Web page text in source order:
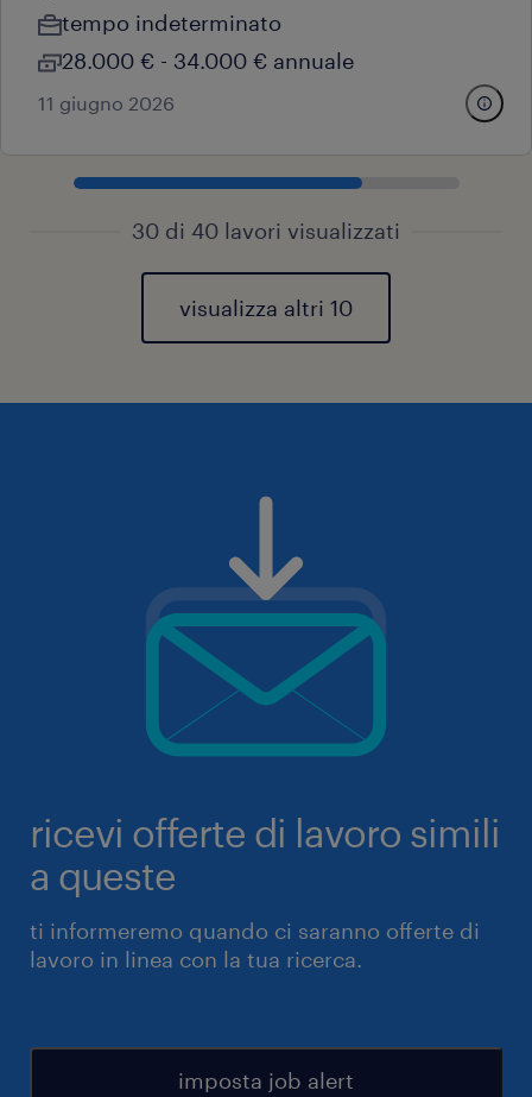
tempo indeterminato
28.000 € - 34.000 € annuale
11 giugno 2026
30 di 40 lavori visualizzati
visualizza altri 10
ricevi offerte di lavoro simili
a queste
ti informeremo quando ci saranno offerte di
lavoro in linea con la tua ricerca.
imposta job alert